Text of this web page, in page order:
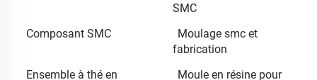
SMC
Composant SMC
Moulage smc et
fabrication
Ensemble à thé en
Moule en résine pour